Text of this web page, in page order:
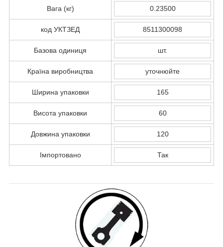
Вага (кг) 0.23500
код УКТЗЕД 8511300098
Базова одиниця шт.
Країна виробництва уточнюйте
Ширина упаковки 165
Висота упаковки 60
Довжина упаковки 120
Імпортовано Так